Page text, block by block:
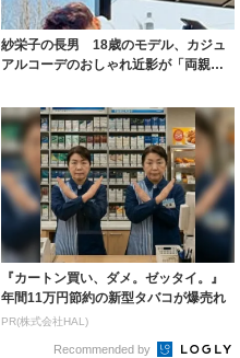
紗栄子の長男 18歳のモデル、カジュ
アルコーデのおしゃれ近影が「両親の
『カートン買い、ダメ。ゼッタイ。』
年間11万円節約の新型タバコが爆売れ
PR(株式会社HAL)
Recommended by